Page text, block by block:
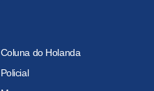
Coluna do Holanda
Policial